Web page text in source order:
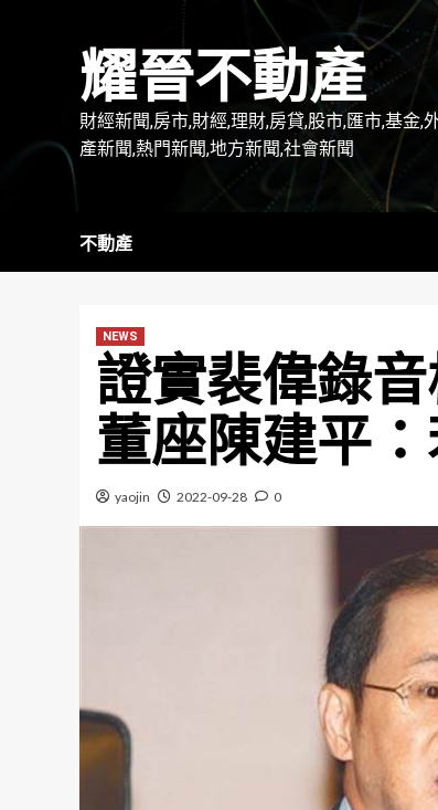
耀晉不動產
財經新聞,房市,財經,理財,房貸,股市,匯市,基金,
產新聞,熱門新聞,地方新聞,社會新聞
不動產
NEWS
證實裴偉錄
董座陳建平
yaojin 2022-09-28 0